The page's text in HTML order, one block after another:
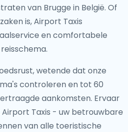
van Brugge in België. Of
is, Airport Taxis
en comfortabele
wetende dat onze
controleren en tot 60
aankomsten. Ervaar
Taxis - uw betrouwbare
van alle toeristische